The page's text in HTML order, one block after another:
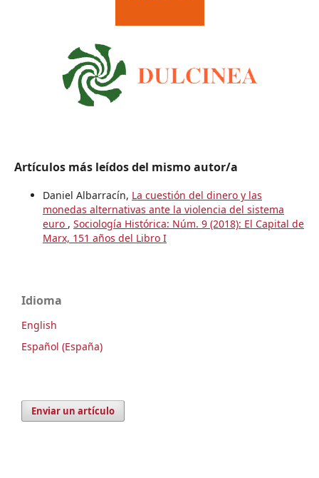
Artículos más leídos del mismo autor/a
Daniel Albarracín, La cuestión del dinero y las
monedas alternativas ante la violencia del sistema
euro , Sociología Histórica: Núm. 9 (2018): El Capital de
Marx, 151 años del Libro I
Idioma
English
Español (España)
Enviar un artículo